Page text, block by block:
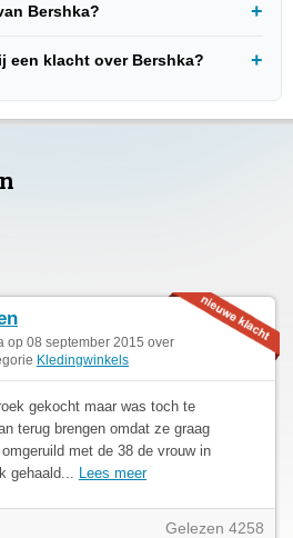
Bershka?
een klacht over Bershka?
op 08 september 2015 over
Kledingwinkels
gekocht maar was toch te
terug brengen omdat ze graag
met de 38 de vrouw in
gehaald... Lees meer
Gelezen 4258